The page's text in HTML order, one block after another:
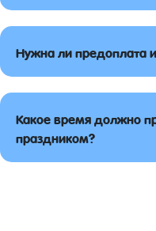
Нужна ли предоплата
Какое время должно
праздником?